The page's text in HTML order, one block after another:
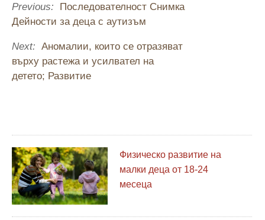
Previous:
Последователност Снимка
Дейности за деца с аутизъм
Next: Аномалии, които се отразяват
върху растежа и усилвател на
детето; Развитие
Физическо развитие на
малки деца от 18-24
месеца